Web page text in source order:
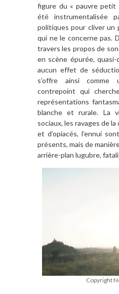
figure du « pauvre petit
été instrumentalisée
politiques pour cliver un
qui ne le concerne pas.
travers les propos de
en scène épurée,
aucun effet de
s’offre ainsi comme
contrepoint qui
représentations
blanche et rurale. La
sociaux, les ravages de la
et d’opiacés, l’ennui
présents, mais de
arrière-plan lugubre,
Copyright